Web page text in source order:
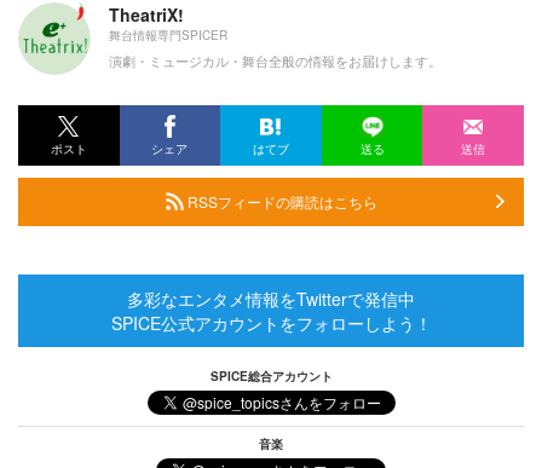
TheatriX!
舞台情報専門SPICER
演劇・ミュージカル・舞台全般の情報をお届けします。
ポスト シェア はてブ 送る 送信
RSSフィードの購読はこちら
多彩なエンタメ情報をTwitterで発信中
SPICE公式アカウントをフォローしよう！
SPICE総合アカウント
音楽